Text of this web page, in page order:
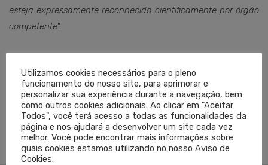
esteja expressamente reconhecido cientificamente por órgão
competente”.
Presidente do Cremers
TAGGED EM: CORONAVÍRUS COVID-19 ESCLARECIMENTO
Utilizamos cookies necessários para o pleno
funcionamento do nosso site, para aprimorar e
personalizar sua experiência durante a navegação, bem
como outros cookies adicionais. Ao clicar em "Aceitar
Todos", você terá acesso a todas as funcionalidades da
página e nos ajudará a desenvolver um site cada vez
melhor. Você pode encontrar mais informações sobre
quais cookies estamos utilizando no nosso Aviso de
Cookies.